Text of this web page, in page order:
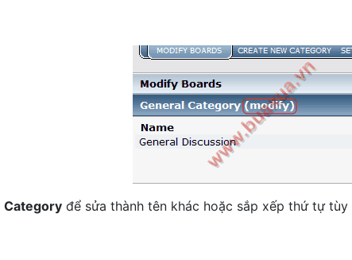
Category để sửa thành tên khác hoặc sắp xếp thứ tự tùy